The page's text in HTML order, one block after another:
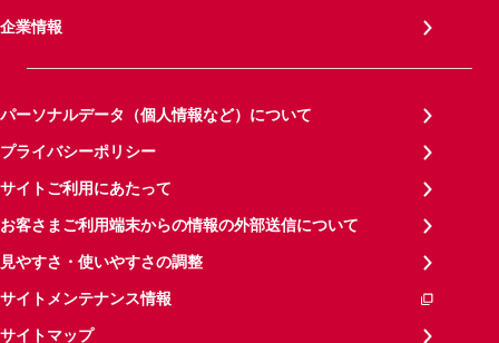
企業情報
パーソナルデータ（個人情報など）について
プライバシーポリシー
サイトご利用にあたって
お客さまご利用端末からの情報の外部送信について
見やすさ・使いやすさの調整
サイトメンテナンス情報
サイトマップ